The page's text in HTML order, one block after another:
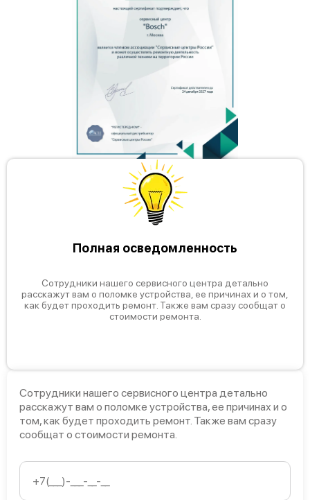
Bosch HMT75M450
Bosch HBC86Q651
Bosch HMT8656EU
Полная осведомленность
Сотрудники нашего сервисного центра детально
расскажут вам о поломке устройства, ее причинах и о том,
как будет проходить ремонт. Также вам сразу сообщат о
стоимости ремонта.
Сотрудники нашего сервисного центра детально
расскажут вам о поломке устройства, ее причинах и о
том, как будет проходить ремонт. Также вам сразу
сообщат о стоимости ремонта.